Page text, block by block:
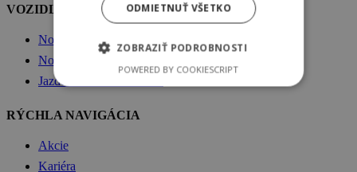
VOZIDLÁ ŠKODA
Nové vozidlá Škoda
Nové vozidlá skladom
Jazdené vozidlá skladom
RÝCHLA NAVIGÁCIA
Akcie
Kariéra
ODMIETNUŤ VŠETKO
ZOBRAZIŤ PODROBNOSTI
POWERED BY COOKIESCRIPT